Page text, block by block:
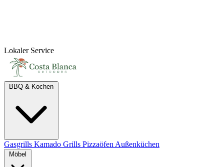
Lokaler Service
Gasgrills Kamado Grills Pizzaöfen Außenküchen